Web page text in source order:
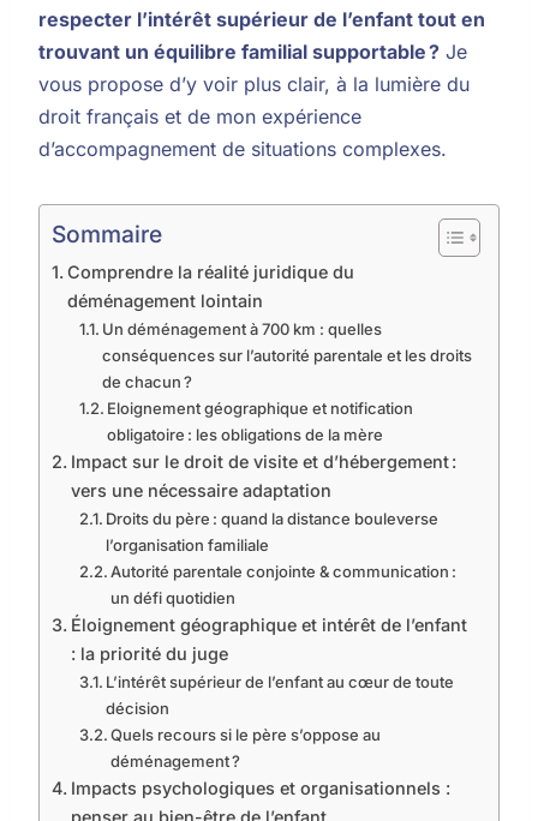
respecter l’intérêt supérieur de l’enfant tout en
trouvant un équilibre familial supportable ? Je
vous propose d’y voir plus clair, à la lumière du
droit français et de mon expérience
d’accompagnement de situations complexes.
Sommaire
Comprendre la réalité juridique du
déménagement lointain
Un déménagement à 700 km : quelles
conséquences sur l’autorité parentale et les droits
de chacun ?
Eloignement géographique et notification
obligatoire : les obligations de la mère
Impact sur le droit de visite et d’hébergement :
vers une nécessaire adaptation
Droits du père : quand la distance bouleverse
l’organisation familiale
Autorité parentale conjointe & communication :
un défi quotidien
Éloignement géographique et intérêt de l’enfant
: la priorité du juge
L’intérêt supérieur de l’enfant au cœur de toute
décision
Quels recours si le père s’oppose au
déménagement ?
Impacts psychologiques et organisationnels :
penser au bien-être de l’enfant